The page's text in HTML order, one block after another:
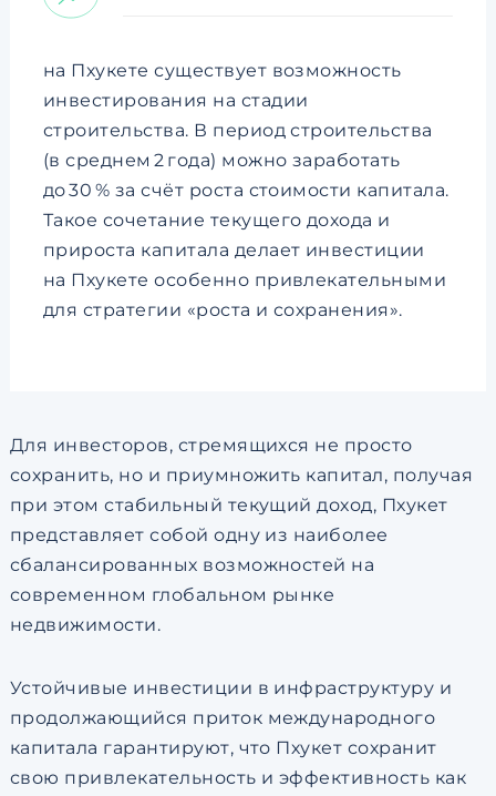
на Пхукете существует возможность
инвестирования на стадии
строительства. В период строительства
(в среднем 2 года) можно заработать
до 30 % за счёт роста стоимости капитала.
Такое сочетание текущего дохода и
прироста капитала делает инвестиции
на Пхукете особенно привлекательными
для стратегии «роста и сохранения».
Для инвесторов, стремящихся не просто
сохранить, но и приумножить капитал, получая
при этом стабильный текущий доход, Пхукет
представляет собой одну из наиболее
сбалансированных возможностей на
современном глобальном рынке
недвижимости.
Устойчивые инвестиции в инфраструктуру и
продолжающийся приток международного
капитала гарантируют, что Пхукет сохранит
свою привлекательность и эффективность как